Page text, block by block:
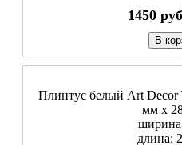
1450
В
Плинтус белый Art Decor
мм х
длина: